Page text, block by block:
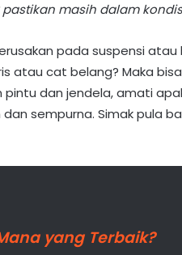
masih dalam
pada suspensi atau
atau cat belang? Maka
dan jendela, amati
sempurna. Simak pula
yang Terbaik?